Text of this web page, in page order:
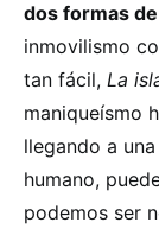
dos formas
inmovilismo
tan fácil, La
maniqueísmo
llegando a
humano,
podemos ser